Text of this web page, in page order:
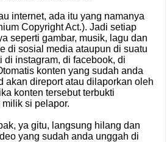
internet, ada itu yang namanya
Copyright Act.). Jadi setiap
seperti gambar, musik, lagu dan
di sosial media ataupun di suatu
di instagram, di facebook, di
konten yang sudah anda
akan direport atau dilaporkan oleh
konten tersebut terbukti
si pelapor.
ya gitu, langsung hilang dan
yang sudah anda unggah di